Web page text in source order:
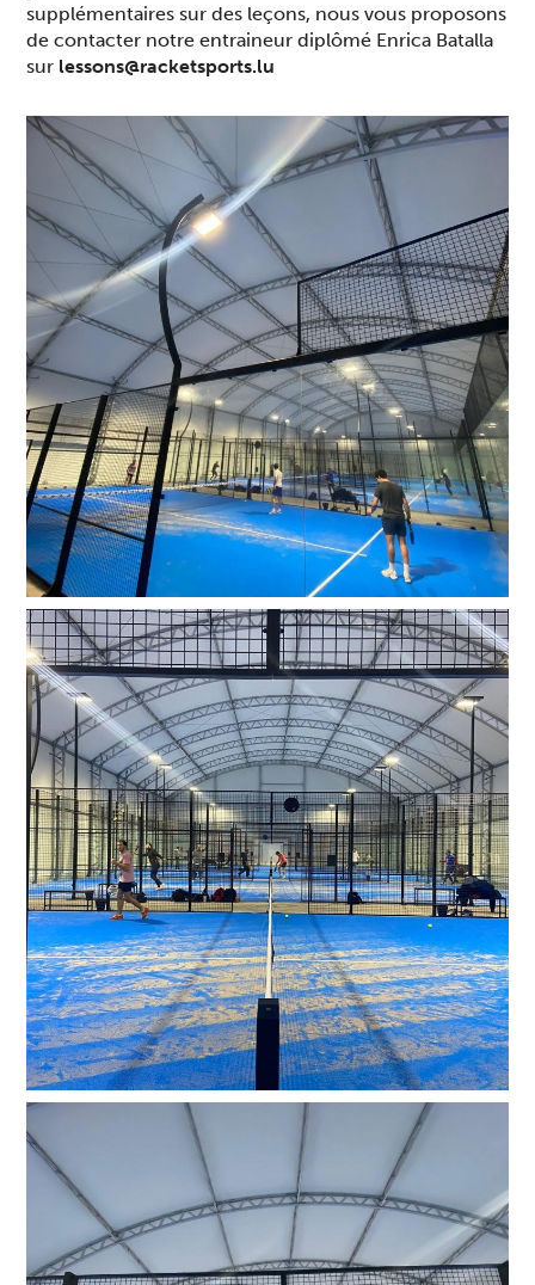
supplémentaires sur des leçons, nous vous proposons
de contacter notre entraineur diplômé Enrica Batalla
sur lessons@racketsports.lu